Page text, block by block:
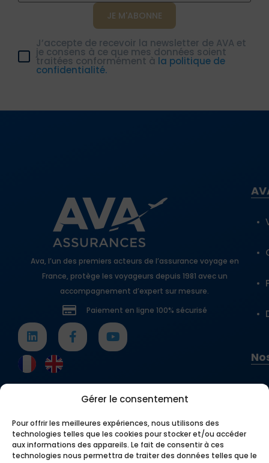
Gérer le consentement
Pour offrir les meilleures expériences, nous utilisons des
technologies telles que les cookies pour stocker et/ou accéder
aux informations des appareils. Le fait de consentir à ces
technologies nous permettra de traiter des données telles que le
J’accepte de recevoir la newsletter de AVA et
je consens à ce que mes données soient
traitées conformément à la politique de
confidentialité.
Ava, l’un des premiers acteurs de l’assurance voyage en
France, protège les voyageurs depuis 1981 avec un
accompagnement d’expert sur mesure.
Paiement en ligne 100% sécurisé